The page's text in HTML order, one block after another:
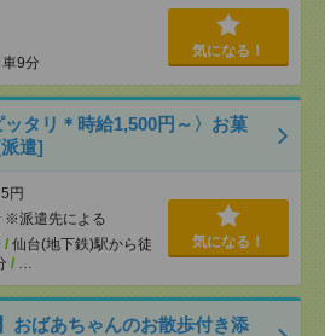
9分
気になる！
ッタリ＊時給1,500円～〉お菓
遣]
円
※派遣先による
/ 仙台(地下鉄)駅から徒
/ …
気になる！
おばあちゃんのお散歩付き添